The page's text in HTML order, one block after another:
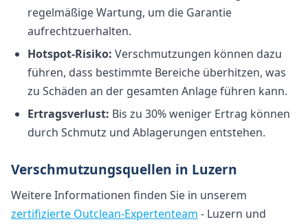
regelmäßige Wartung, um die Garantie
aufrechtzuerhalten.
Hotspot-Risiko: Verschmutzungen können dazu
führen, dass bestimmte Bereiche überhitzen, was
zu Schäden an der gesamten Anlage führen kann.
Ertragsverlust: Bis zu 30% weniger Ertrag können
durch Schmutz und Ablagerungen entstehen.
Verschmutzungsquellen in Luzern
Weitere Informationen finden Sie in unserem
zertifizierte Outclean-Expertenteam - Luzern und